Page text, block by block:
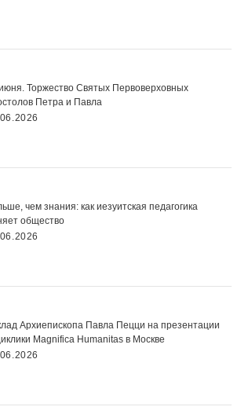
Торжество Святых Первоверховных
Петра и Павла
чем знания: как иезуитская педагогика
общество
Архиепископа Павла Пецци на презентации
Magnifica Нumanitas в Москве